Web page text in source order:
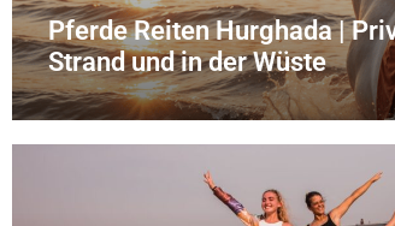
Pferde Reiten Hurghada |
Strand und in der Wüste